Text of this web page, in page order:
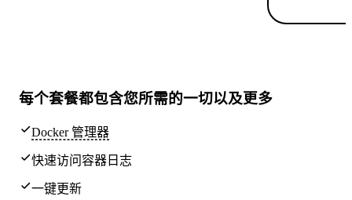
每个套餐都包含您所需的一切以及更多
Docker 管理器
快速访问容器日志
一键更新